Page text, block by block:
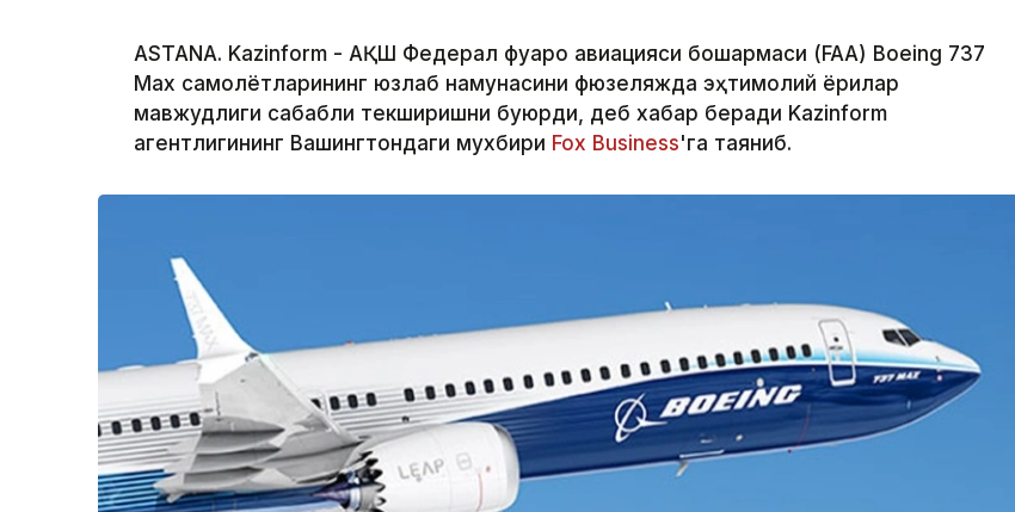
ASTANA. Kazinform - АҚШ Федерал фуқаро авиацияси бошқармаси (FAA) Boeing 737
Max самолётларининг юзлаб намунасини фюзеляжда эҳтимолий ёриқлар
мавжудлиги сабабли текширишни буюрди, деб хабар беради Kazinform
агентлигининг Вашингтондаги мухбири Fox Business'га таяниб.